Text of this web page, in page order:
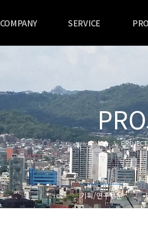
COMPANY SERVICE
건축부문
건
PROJECT
기획/연구부문